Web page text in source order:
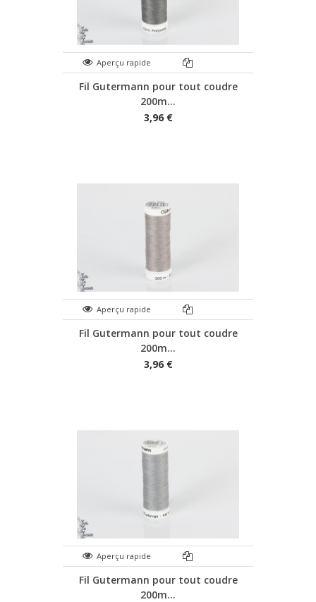
Aperçu rapide
Fil Gutermann pour tout coudre
200m...
3,96 €
Aperçu rapide
Fil Gutermann pour tout coudre
200m...
3,96 €
Aperçu rapide
Fil Gutermann pour tout coudre
200m...